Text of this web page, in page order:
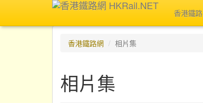
香港鐵路
香港鐵路網 相片集
相片集